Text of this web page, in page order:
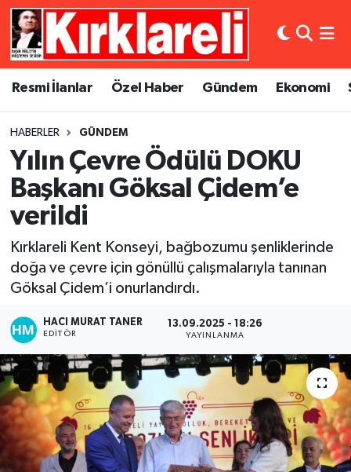
Resmi İlanlar Özel Haber Gündem Ekonomi
HABERLER GÜNDEM
Yılın Çevre Ödülü DOKU
Başkanı Göksal Çidem’e
verildi
Kırklareli Kent Konseyi, bağbozumu şenliklerinde
doğa ve çevre için gönüllü çalışmalarıyla tanınan
Göksal Çidem’i onurlandırdı.
HACI MURAT TANER
EDITÖR
13.09.2025 - 18:26
YAYINLANMA
Resmi İlanlar
Gündem
Ekonomi
Siyaset
Asayiş
Dünya
Eğitim
Kültür Sanat
Medya
Sağlık
Künye
Gizlilik Sözleşmesi
Merkez Nöbetçi Eczaneler
Merkez Trafik Yoğunluk Haritası
Süper Lig Puan Durumu ve Fikstür
Tüm Manşetler
Son Dakika Haberleri
Haber Arşivi